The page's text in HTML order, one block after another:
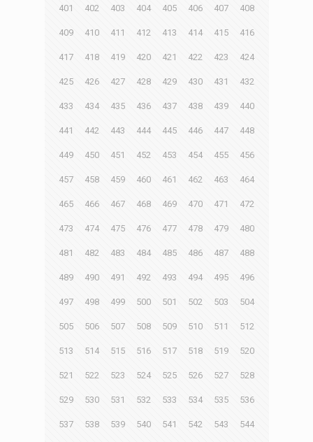
401 402 403 404 405 406 407 408
409 410 411 412 413 414 415 416
417 418 419 420 421 422 423 424
425 426 427 428 429 430 431 432
433 434 435 436 437 438 439 440
441 442 443 444 445 446 447 448
449 450 451 452 453 454 455 456
457 458 459 460 461 462 463 464
465 466 467 468 469 470 471 472
473 474 475 476 477 478 479 480
481 482 483 484 485 486 487 488
489 490 491 492 493 494 495 496
497 498 499 500 501 502 503 504
505 506 507 508 509 510 511 512
513 514 515 516 517 518 519 520
521 522 523 524 525 526 527 528
529 530 531 532 533 534 535 536
537 538 539 540 541 542 543 544